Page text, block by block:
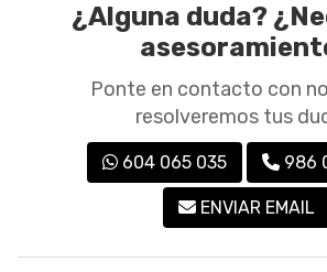
¿Alguna duda?
Ponte en contacto con
resolveremos tus
604 065 035 986
ENVIAR EMAIL